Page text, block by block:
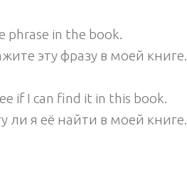
phrase in the book.
эту фразу в моей книге.
if I can find it in this book.
ли я её найти в моей книге.